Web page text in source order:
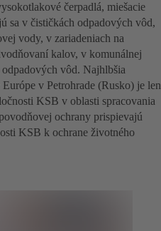
čerpadlá, miešacie
sa v čističkách odpadových vôd,
vody, v zariadeniach na
kalov, v komunálnej
vôd. Najhlbšia
v Petrohrade (Rusko) je len
KSB v oblasti spracovania
ochrany prispievajú
KSB k ochrane životného